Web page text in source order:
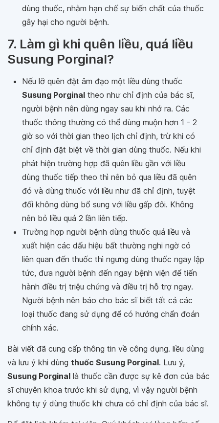
dùng thuốc, nhằm hạn chế sự biến chất của thuốc
gây hại cho người bệnh.
7. Làm gì khi quên liều, quá liều
Susung Porginal?
Nếu lỡ quên đặt âm đạo một liều dùng thuốc
Susung Porginal theo như chỉ định của bác sĩ,
người bệnh nên dùng ngay sau khi nhớ ra. Các
thuốc thông thường có thể dùng muộn hơn 1 - 2
giờ so với thời gian theo lịch chỉ định, trừ khi có
chỉ định đặt biệt về thời gian dùng thuốc. Nếu khi
phát hiện trường hợp đã quên liều gần với liều
dùng thuốc tiếp theo thì nên bỏ qua liều đã quên
đó và dùng thuốc với liều như đã chỉ định, tuyệt
đối không dùng bổ sung với liều gấp đôi. Không
nên bỏ liều quá 2 lần liên tiếp.
Trường hợp người bệnh dùng thuốc quá liều và
xuất hiện các dấu hiệu bất thường nghi ngờ có
liên quan đến thuốc thì ngưng dùng thuốc ngay lập
tức, đưa người bệnh đến ngay bệnh viện để tiến
hành điều trị triệu chứng và điều trị hỗ trợ ngay.
Người bệnh nên báo cho bác sĩ biết tất cả các
loại thuốc đang sử dụng để có hướng chẩn đoán
chính xác.
Bài viết đã cung cấp thông tin về công dụng. liều dùng
và lưu ý khi dùng thuốc Susung Porginal. Lưu ý,
Susung Porginal là thuốc cần được sự kê đơn của bác
sĩ chuyên khoa trước khi sử dụng, vì vậy người bệnh
không tự ý dùng thuốc khi chưa có chỉ định của bác sĩ.